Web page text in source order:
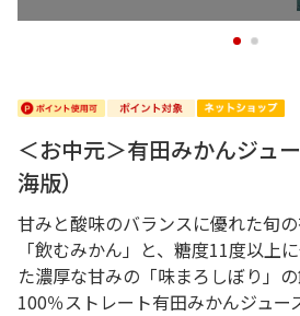
1 2
＜お中元＞有田みかんジュ
海版）
甘みと酸味のバランスに優れた旬
「飲むみかん」と、糖度11度以上
た濃厚な甘みの「味まろしぼり」の
100％ストレート有田みかんジュー